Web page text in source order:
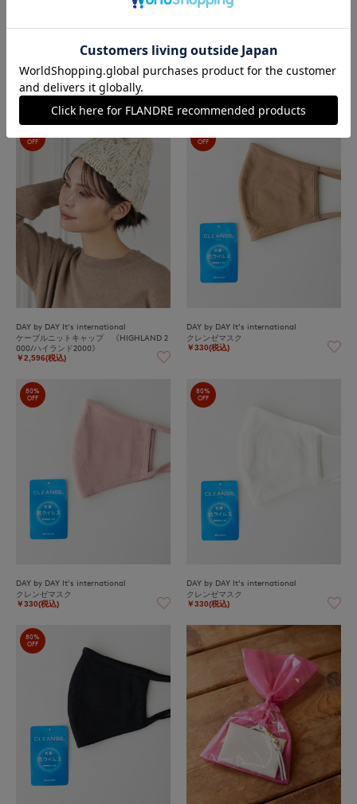
DAY by DAY It's international
ペーパーキャップ
DAY by DAY It's international
OFF
DAY by DAY It's international
ケーブルニットキャップ 《HIGHLAND 2
000/ハイランド2000》
￥2,596(税込)
OFF
DAY by DAY It's international
クレンゼマスク
￥330(税込)
80%
OFF
DAY by DAY It's international
クレンゼマスク
￥330(税込)
80%
OFF
DAY by DAY It's international
クレンゼマスク
￥330(税込)
80%
OFF